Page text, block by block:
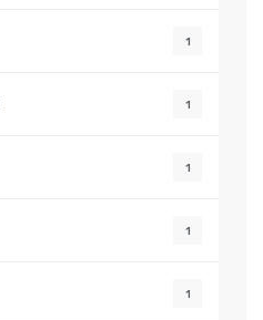
1
1
1
1
1